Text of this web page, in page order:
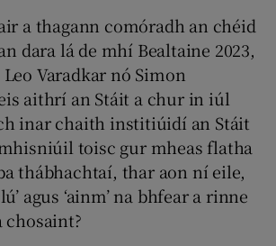
a thagann comóradh an chéid
dara lá de mhí Bealtaine 2023,
Varadkar nó Simon
aithrí an Stáit a chur in iúl
inar chaith institiúidí an Stáit
toisc gur mheas flatha
thábhachtaí, thar aon ní eile,
agus ‘ainm’ na bhfear a rinne